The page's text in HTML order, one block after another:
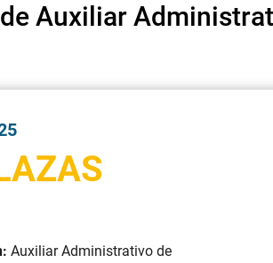
Auxiliar
Auxiliar Administrativo de